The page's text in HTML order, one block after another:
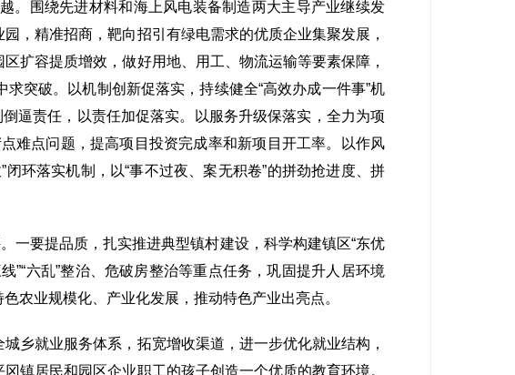
。围绕先进材料和海上风电装备制造两大主导产业继续发
，精准招商，靶向招引有绿电需求的优质企业集聚发展，
扩容提质增效，做好用地、用工、物流运输等要素保障，
突破。以机制创新促落实，持续健全“高效办成一件事”机
逼责任，以责任加促落实。以服务升级保落实，全力为项
难点问题，提高项目投资完成率和新项目开工率。以作风
环落实机制，以“事不过夜、案无积卷”的拼劲抢进度、拼
要提品质，扎实推进典型镇村建设，科学构建镇区“东优
”“六乱”整治、危破房整治等重点任务，巩固提升人居环境
农业规模化、产业化发展，推动特色产业出亮点。
就业服务体系，拓宽增收渠道，进一步优化就业结构，
镇居民和园区企业职工的孩子创造一个优质的教育环境。